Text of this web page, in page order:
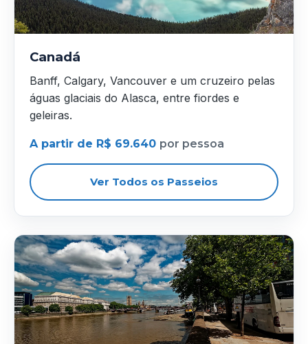
Canadá
Banff, Calgary, Vancouver e um cruzeiro pelas
águas glaciais do Alasca, entre fiordes e
geleiras.
A partir de R$ 69.640 por pessoa
Ver Todos os Passeios